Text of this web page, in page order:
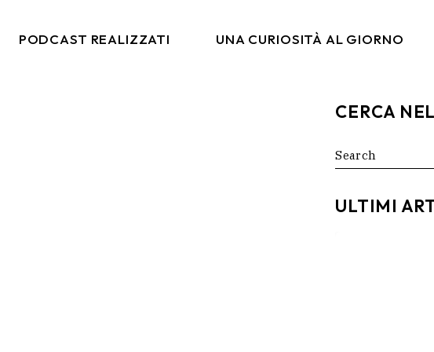
PODCAST REALIZZATI UNA CURIOSITÀ AL GIORNO
CERCA
Search
for:
ULTIMI